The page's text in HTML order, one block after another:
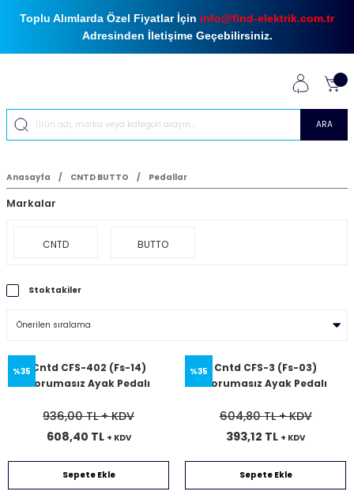
Toplu Alımlarda Özel Fiyatlar İçin info@find-elektrik.com.tr
Adresinden İletişime Geçebilirsiniz.
ARA
Anasayfa CNTD BUTTO Pedallar
Markalar
CNTD BUTTO
Stoktakiler
%35 Cntd CFS-402 (Fs-14)
Korumasız Ayak Pedalı
936,00 TL+ KDV
608,40 TL + KDV
Sepete Ekle
%35
Cntd CFS-3 (Fs-03)
Korumasız Ayak Pedalı
604,80 TL+ KDV
393,12 TL + KDV
Sepete Ekle